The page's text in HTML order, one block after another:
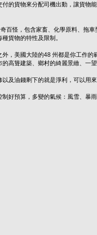
貨物來分配司機出動，讓貨物
怪，包含家畜、化學原料、拖
貨物的特性及限制。
美國大陸的48 州都是你工作的
高聳建築、鄉村的綺麗景緻、一望
油錢剩下的就是淨利，可以用來
預算，多變的氣候：風雪、暴